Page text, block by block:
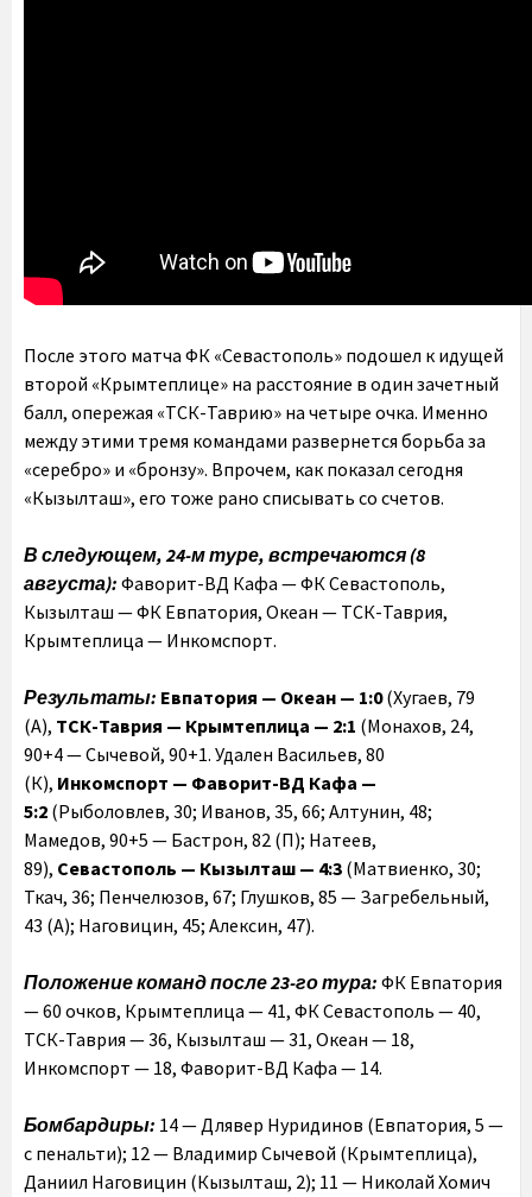
После этого матча ФК «Севастополь» подошел к идущей
второй «Крымтеплице» на расстояние в один зачетный
балл, опережая «ТСК-Таврию» на четыре очка. Именно
между этими тремя командами развернется борьба за
«серебро» и «бронзу». Впрочем, как показал сегодня
«Кызылташ», его тоже рано списывать со счетов.
В следующем, 24-м туре, встречаются (8
августа): Фаворит-ВД Кафа — ФК Севастополь,
Кызылташ — ФК Евпатория, Океан — ТСК-Таврия,
Крымтеплица — Инкомспорт.
Результаты: Евпатория — Океан — 1:0(Хугаев, 79
(А), ТСК-Таврия — Крымтеплица — 2:1 (Монахов, 24,
90+4 — Сычевой, 90+1. Удален Васильев, 80
(К), Инкомспорт — Фаворит-ВД Кафа —
5:2 (Рыболовлев, 30; Иванов, 35, 66; Алтунин, 48;
Мамедов, 90+5 — Бастрон, 82 (П); Натеев,
89), Севастополь — Кызылташ — 4:3 (Матвиенко, 30;
Ткач, 36; Пенчелюзов, 67; Глушков, 85 — Загребельный,
43 (А); Наговицин, 45; Алексин, 47).
Положение команд после 23-го тура: ФК Евпатория
— 60 очков, Крымтеплица — 41, ФК Севастополь — 40,
ТСК-Таврия — 36, Кызылташ — 31, Океан — 18,
Инкомспорт — 18, Фаворит-ВД Кафа — 14.
Бомбардиры: 14 — Длявер Нуридинов (Евпатория, 5 —
с пенальти); 12 — Владимир Сычевой (Крымтеплица),
Даниил Наговицин (Кызылташ, 2); 11 — Николай Хомич